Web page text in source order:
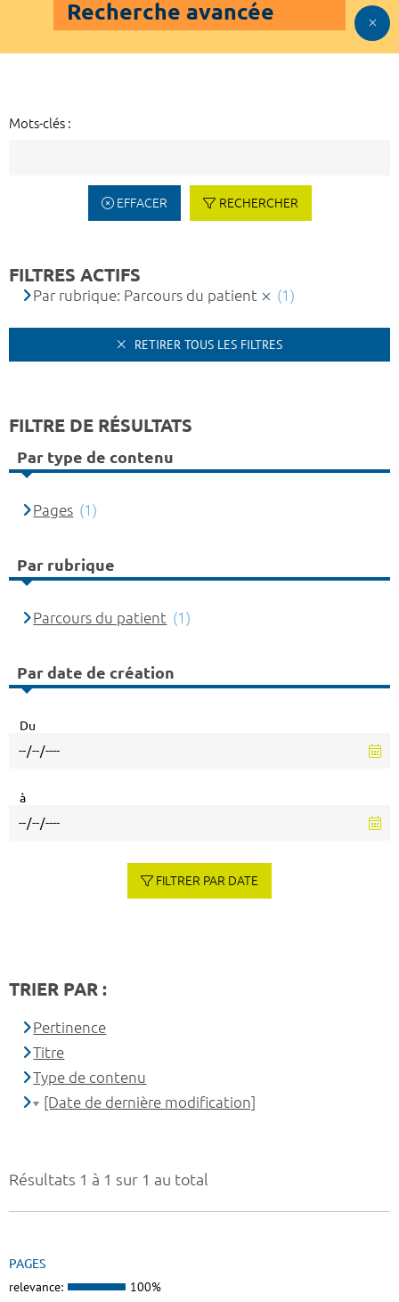
Recherche avancée
Mots-clés :
EFFACER RECHERCHER
Résultats 1 à 1 sur 1 au total
PAGES
relevance: 100%
FILTRES ACTIFS
Par rubrique: Parcours du patient (1)
RETIRER TOUS LES FILTRES
FILTRE DE RÉSULTATS
Par type de contenu
Pages (1)
Par rubrique
Parcours du patient (1)
Par date de création
Du
à
FILTRER PAR DATE
TRIER PAR :
Pertinence
Titre
Type de contenu
[Date de dernière modification]